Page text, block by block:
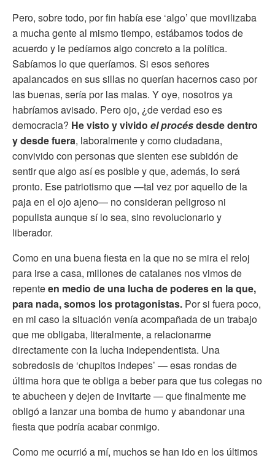
Pero, sobre todo, por fin había ese ‘algo’ que movilizaba
a mucha gente al mismo tiempo, estábamos todos de
acuerdo y le pedíamos algo concreto a la política.
Sabíamos lo que queríamos. Si esos señores
apalancados en sus sillas no querían hacernos caso por
las buenas, sería por las malas. Y oye, nosotros ya
habríamos avisado. Pero ojo, ¿de verdad eso es
democracia? He visto y vivido el procésdesde dentro
y desde fuera, laboralmente y como ciudadana,
convivido con personas que sienten ese subidón de
sentir que algo así es posible y que, además, lo será
pronto. Ese patriotismo que —tal vez por aquello de la
paja en el ojo ajeno— no consideran peligroso ni
populista aunque sí lo sea, sino revolucionario y
liberador.
Como en una buena fiesta en la que no se mira el reloj
para irse a casa, millones de catalanes nos vimos de
repenteen medio de una lucha de poderes en la que,
para nada, somos los protagonistas. Por si fuera poco,
en mi caso la situación venía acompañada de un trabajo
que me obligaba, literalmente, a relacionarme
directamente con la lucha independentista. Una
sobredosis de ‘chupitos indepes’ — esas rondas de
última hora que te obliga a beber para que tus colegas no
te abucheen y dejen de invitarte — que finalmente me
obligó a lanzar una bomba de humo y abandonar una
fiesta que podría acabar conmigo.
Como me ocurrió a mí, muchos se han ido en los últimos